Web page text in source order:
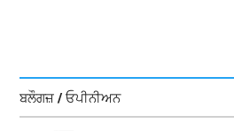
ਬਲੌਗਜ਼ / ਓਪੀਨੀਅਨ